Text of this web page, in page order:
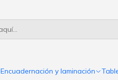
Encuadernación y laminación